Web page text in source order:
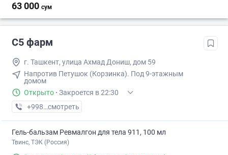
63 000 сум
С5 фарм
г. Ташкент, улица Ахмад Дониш, дом 59
Напротив Петушок (Корзинка). Под 9-этажным
домом
Открыто · Закроется в 22:30
+998 (99) XXX-XX-XX
смотреть
Гель-бальзам Ревмалгон для тела 911, 100 мл
Твинс, ТЭК (Россия)